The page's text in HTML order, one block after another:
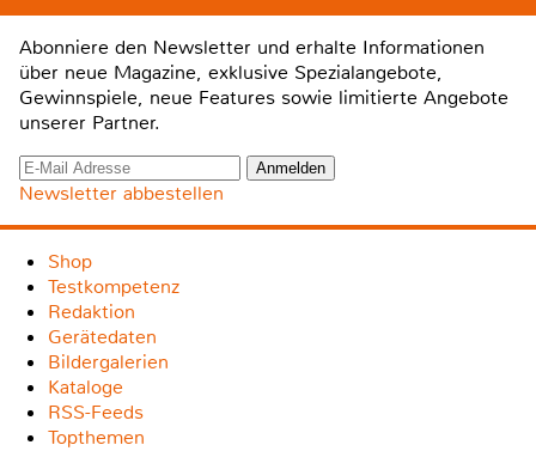
Abonniere den Newsletter und erhalte Informationen
über neue Magazine, exklusive Spezialangebote,
Gewinnspiele, neue Features sowie limitierte Angebote
unserer Partner.
Newsletter abbestellen
Shop
Testkompetenz
Redaktion
Gerätedaten
Bildergalerien
Kataloge
RSS-Feeds
Topthemen